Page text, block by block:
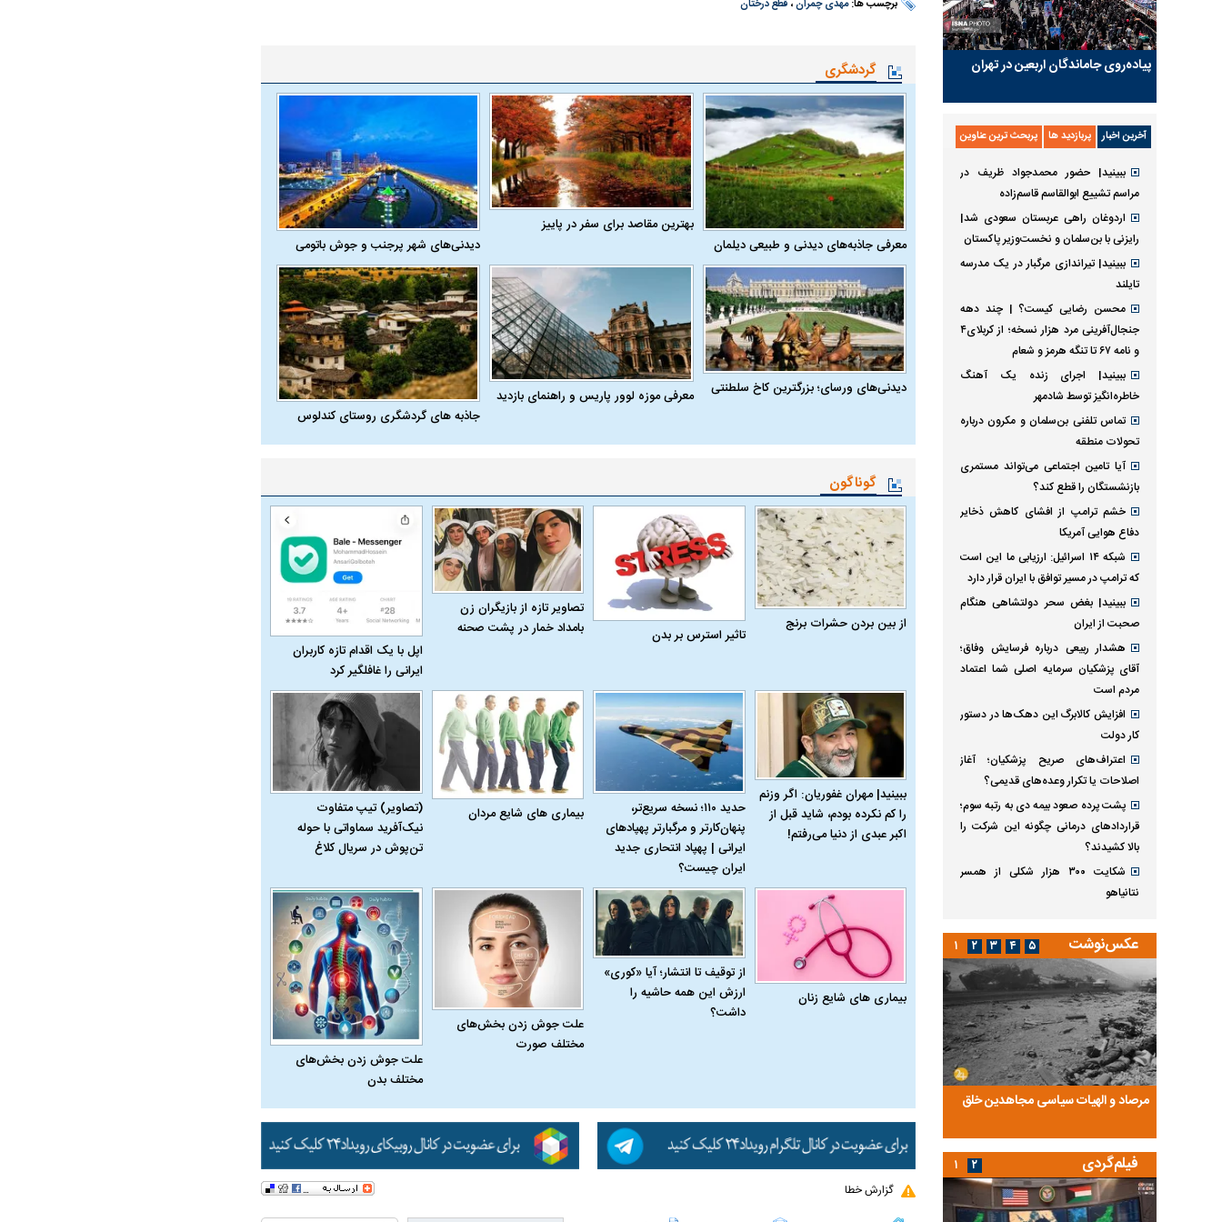
برچسب ها:مهدی چمران، قطع درختان
گردشگری
معرفی جاذبه‌های دیدنی و طبیعی دیلمان
بهترین مقاصد برای سفر در پاییز
دیدنی‌های شهر پرجنب و جوش باتومی
دیدنی‌های ورسای؛ بزرگترین کاخ سلطنتی
معرفی موزه لوور پاریس و راهنمای بازدید
جاذبه های گردشگری روستای کندلوس
گوناگون
از بین بردن حشرات برنج
تاثیر استرس بر بدن
تصاویر تازه از بازیگران زن
بامداد خمار در پشت صحنه
اپل با یک اقدام تازه کاربران
ایرانی را غافلگیر کرد
ببینید| مهران غفوریان: اگر وزنم
را کم نکرده بودم، شاید قبل از
اکبر عبدی از دنیا می‌رفتم!
حدید ۱۱۰؛ نسخه سریع‌تر،
پنهان‌کارتر و مرگبارتر پهپادهای
ایرانی | پهپاد انتحاری جدید
ایران چیست؟
بیماری‌ های شایع مردان
(تصاویر) تیپ متفاوت
نیک‌آفرید سماواتی با حوله
تن‌پوش در سریال کلاغ
بیماری‌ های شایع زنان
از توقیف تا انتشار؛ آیا «کوری»
ارزش این همه حاشیه را
داشت؟
علت جوش زدن بخش‌های
مختلف صورت
علت جوش زدن بخش‌های
مختلف بدن
گزارش خطا
پیاده‌روی جاماندگان اربعین در تهران
آخرین اخبار پربازدید ها پربحث ترین عناوین
ببینید| حضور محمدجواد ظریف در
مراسم تشییع ابوالقاسم قاسم‌زاده
اردوغان راهی عربستان سعودی شد|
رایزنی با بن‌سلمان و نخست‌وزیر پاکستان
ببینید| تیراندازی مرگبار در یک مدرسه
تایلند
محسن رضایی کیست؟ | چند دهه
جنجال‌آفرینی مرد هزار نسخه؛ از کربلای۴
و نامه ۶۷ تا تنگه هرمز و شعام
ببینید| اجرای زنده یک آهنگ
خاطره‌انگیز توسط شادمهر
تماس تلفنی بن‌سلمان و مکرون درباره
تحولات منطقه
آیا تامین اجتماعی می‌تواند مستمری
بازنشستگان را قطع کند؟
خشم ترامپ از افشای کاهش ذخایر
دفاع هوایی آمریکا
شبکه ۱۴ اسرائیل: ارزیابی ما این است
که ترامپ در مسیر توافق با ایران قرار دارد
ببینید| بغض سحر دولتشاهی هنگام
صحبت از ایران
هشدار ربیعی درباره فرسایش وفاق؛
آقای پزشکیان سرمایه اصلی شما اعتماد
مردم است
افزایش کالابرگ این دهک‌ها در دستور
کار دولت
اعتراف‌های صریح پزشکیان؛ آغاز
اصلاحات یا تکرار وعده‌های قدیمی؟
پشت پرده صعود بیمه دی به رتبه سوم؛
قراردادهای درمانی چگونه این شرکت را
بالا کشیدند؟
شکایت ۳۰۰ هزار شکلی از همسر
نتانیاهو
عکس‌نوشت
مرصاد و الهیات سیاسی مجاهدین خلق
روایتی از آخرین مصاحبه‌ی شاه در ایران
و تاریخ ایران
انجام می‌شد؟
حکومت پهلوی
۱ ۲ ۳ ۴ ۵
فیلم‌گردی ۱ ۲